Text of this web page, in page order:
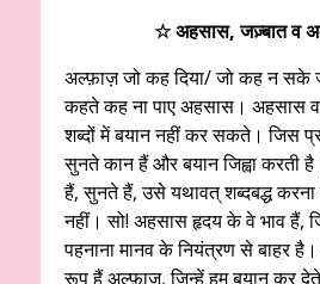
☆ अहसास, जज़्बात व
अल्फ़ाज़ जो कह दिया/ जो कह न सके
कहते कह ना पाए अहसास। अहसास
शब्दों में बयान नहीं कर सकते। जिस
सुनते कान हैं और बयान जिह्वा करती
हैं, सुनते हैं, उसे यथावत् शब्दबद्ध
नहीं। सो! अहसास हृदय के वे भाव हैं,
पहनाना मानव के नियंत्रण से बाहर
रूप हैं अल्फ़ाज़, जिन्हें हम बयान कर